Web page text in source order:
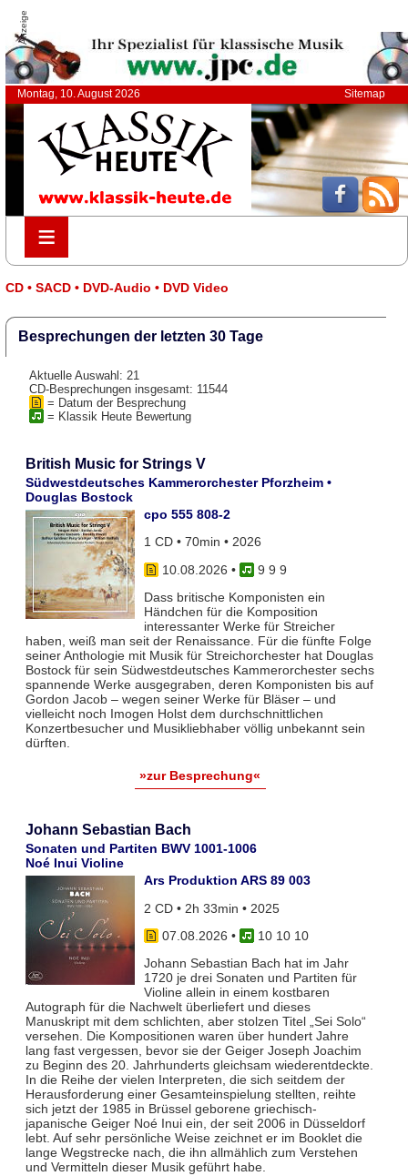
Anzeige
Montag, 10. August 2026 Sitemap
≡
≡
CD • SACD • DVD-Audio • DVD Video
Besprechungen der letzten 30 Tage
Aktuelle Auswahl: 21
CD-Besprechungen insgesamt: 11544
= Datum der Besprechung
= Klassik Heute Bewertung
British Music for Strings V
Südwestdeutsches Kammerorchester Pforzheim •
Douglas Bostock
cpo 555 808-2
1 CD • 70min • 2026
10.08.2026 •
9 9 9
Dass britische Komponisten ein
Händchen für die Komposition
interessanter Werke für Streicher
haben, weiß man seit der Renaissance. Für die fünfte Folge
seiner Anthologie mit Musik für Streichorchester hat Douglas
Bostock für sein Südwestdeutsches Kammerorchester sechs
spannende Werke ausgegraben, deren Komponisten bis auf
Gordon Jacob – wegen seiner Werke für Bläser – und
vielleicht noch Imogen Holst dem durchschnittlichen
Konzertbesucher und Musikliebhaber völlig unbekannt sein
dürften.
»zur Besprechung«
Johann Sebastian Bach
Sonaten und Partiten BWV 1001-1006
Noé Inui Violine
Ars Produktion ARS 89 003
2 CD • 2h 33min • 2025
07.08.2026 •
10 10 10
Johann Sebastian Bach hat im Jahr
1720 je drei Sonaten und Partiten für
Violine allein in einem kostbaren
Autograph für die Nachwelt überliefert und dieses
Manuskript mit dem schlichten, aber stolzen Titel „Sei Solo“
versehen. Die Kompositionen waren über hundert Jahre
lang fast vergessen, bevor sie der Geiger Joseph Joachim
zu Beginn des 20. Jahrhunderts gleichsam wiederentdeckte.
In die Reihe der vielen Interpreten, die sich seitdem der
Herausforderung einer Gesamteinspielung stellten, reihte
sich jetzt der 1985 in Brüssel geborene griechisch-
japanische Geiger Noé Inui ein, der seit 2006 in Düsseldorf
lebt. Auf sehr persönliche Weise zeichnet er im Booklet die
lange Wegstrecke nach, die ihn allmählich zum Verstehen
und Vermitteln dieser Musik geführt habe.